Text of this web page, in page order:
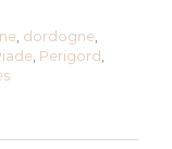
dordogne
Perigord